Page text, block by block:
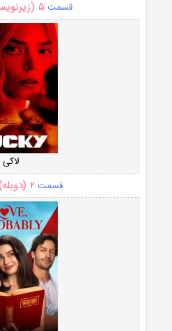
قسمت ۵ (زیرنویس)
لاکی
قسمت ۲ (دوبله)